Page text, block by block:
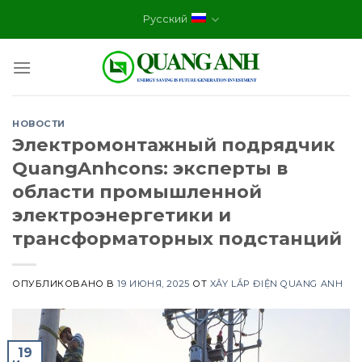
Русский
НОВОСТИ
Электромонтажный подрядчик
QuangAnhcons: эксперты в
области промышленной
электроэнергетики и
трансформаторных подстанций
ОПУБЛИКОВАНО В19 ИЮНЯ, 2025 ОТ XÂY LẮP ĐIỆN QUANG ANH
19